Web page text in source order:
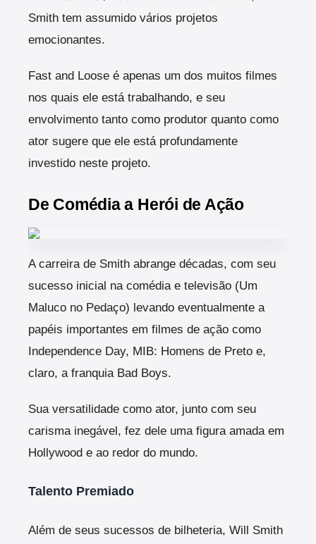
Smith tem assumido vários projetos
emocionantes.
Fast and Loose é apenas um dos muitos filmes
nos quais ele está trabalhando, e seu
envolvimento tanto como produtor quanto como
ator sugere que ele está profundamente
investido neste projeto.
De Comédia a Herói de Ação
A carreira de Smith abrange décadas, com seu
sucesso inicial na comédia e televisão (Um
Maluco no Pedaço) levando eventualmente a
papéis importantes em filmes de ação como
Independence Day, MIB: Homens de Preto e,
claro, a franquia Bad Boys.
Sua versatilidade como ator, junto com seu
carisma inegável, fez dele uma figura amada em
Hollywood e ao redor do mundo.
Talento Premiado
Além de seus sucessos de bilheteria, Will Smith